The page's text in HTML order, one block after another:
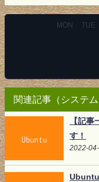
MON TUE
関連記事（システム
【記
す！
2022-
Ubuntu